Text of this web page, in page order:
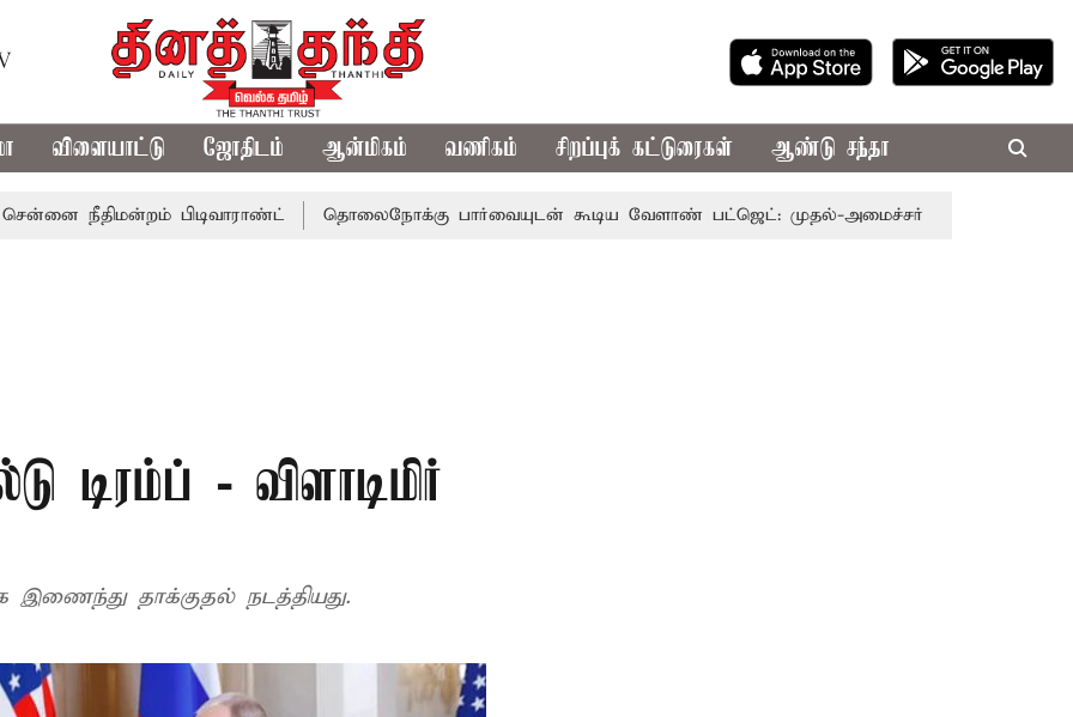
விளையாட்டு ஜோதிடம் ஆன்மிகம் வணிகம் சிறப்புக் கட்டுரைகள் ஆண்டு சந்தா
பிடிவாராண்ட் தொலைநோக்கு பார்வையுடன் கூடிய வேளாண் பட்ஜெட்: முதல்-அமைச்சர் விஜய்
- விளாடிமிர்
ஈரான் மீது அமெரிக்கா, இஸ்ரேல் கூட்டாக இணைந்து தாக்குதல் நடத்தியது.